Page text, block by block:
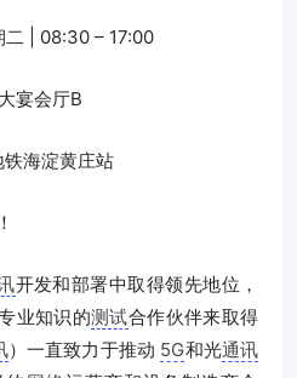
二 | 08:30 – 17:00
宴会厅B
海淀黄庄站
开发和部署中取得领先地位，
业知识的测试合作伙伴来取得
）一直致力于推动 5G和光通讯